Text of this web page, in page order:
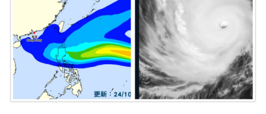
Enterprise Digital Transformation
特集